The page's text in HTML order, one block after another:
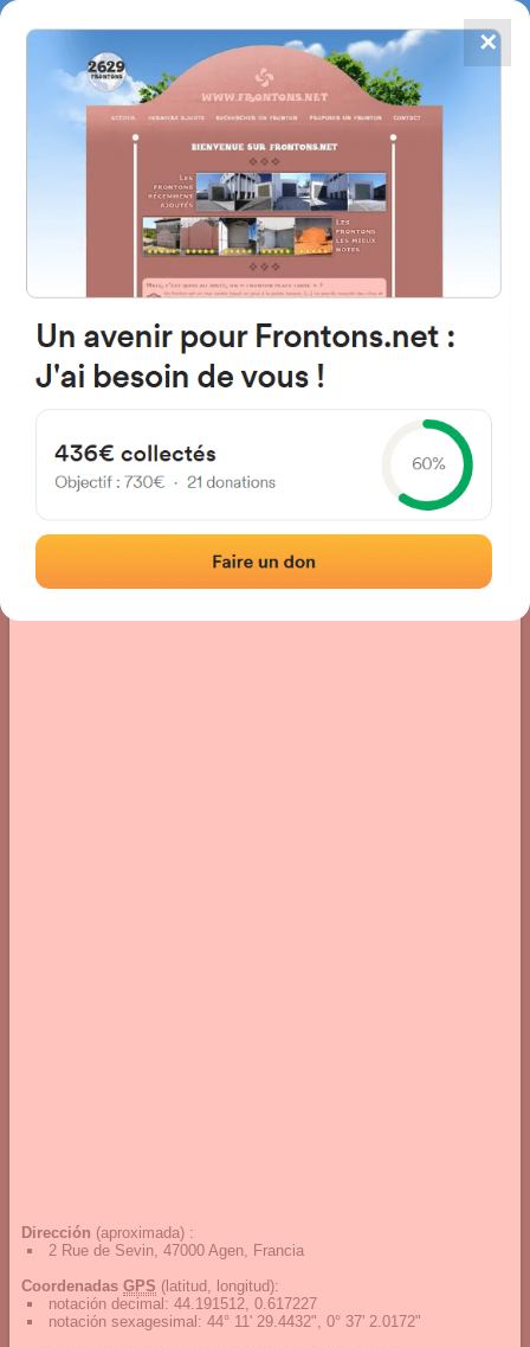
FRONTONS.NET
BUSCAR UN FRONTÓN
AÑADIR UN FRONTÓN
4784
frontones
47000 Agen, Francia
Fotos Comentarios y reseñas
Dirección (aproximada) :
2 Rue de Sevin, 47000 Agen, Francia
Coordenadas GPS (latitud, longitud):
notación decimal : 44.191512, 0.617227
notación sexagesimal : 44° 11' 29.4432", 0° 37' 2.0172"
✕